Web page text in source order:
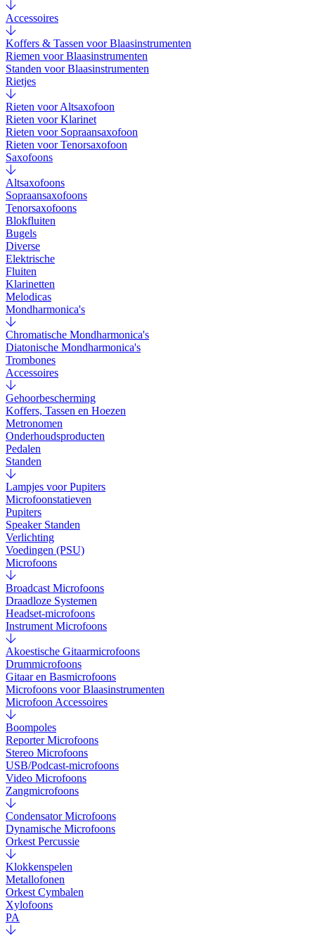
Accessoires
Koffers & Tassen voor Blaasinstrumenten
Riemen voor Blaasinstrumenten
Standen voor Blaasinstrumenten
Rietjes
Rieten voor Altsaxofoon
Rieten voor Klarinet
Rieten voor Sopraansaxofoon
Rieten voor Tenorsaxofoon
Saxofoons
Altsaxofoons
Sopraansaxofoons
Tenorsaxofoons
Blokfluiten
Bugels
Diverse
Elektrische
Fluiten
Klarinetten
Melodicas
Mondharmonica's
Chromatische Mondharmonica's
Diatonische Mondharmonica's
Trombones
Accessoires
Gehoorbescherming
Koffers, Tassen en Hoezen
Metronomen
Onderhoudsproducten
Pedalen
Standen
Lampjes voor Pupiters
Microfoonstatieven
Pupiters
Speaker Standen
Verlichting
Voedingen (PSU)
Microfoons
Broadcast Microfoons
Draadloze Systemen
Headset-microfoons
Instrument Microfoons
Akoestische Gitaarmicrofoons
Drummicrofoons
Gitaar en Basmicrofoons
Microfoons voor Blaasinstrumenten
Microfoon Accessoires
Boompoles
Reporter Microfoons
Stereo Microfoons
USB/Podcast-microfoons
Video Microfoons
Zangmicrofoons
Condensator Microfoons
Dynamische Microfoons
Orkest Percussie
Klokkenspelen
Metallofonen
Orkest Cymbalen
Xylofoons
PA